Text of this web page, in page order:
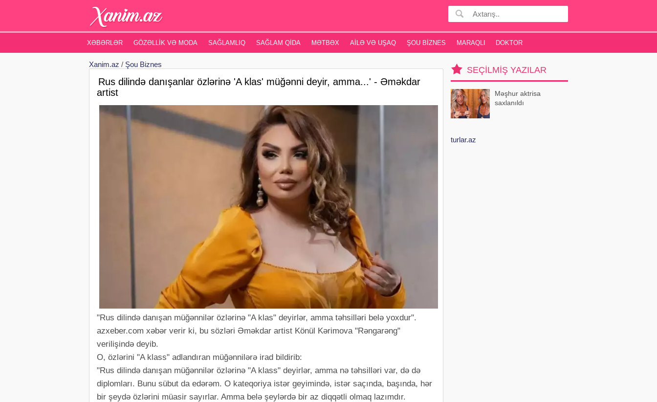
XƏBƏRLƏR GÖZƏLLIK VƏ MODA SAĞLAMLIQ SAĞLAM QIDA MƏTBƏX AILƏ VƏ UŞAQ ŞOU BIZNES MARAQLI DOKTOR
Xanim.az / Şou Biznes
Rus dilində danışanlar özlərinə 'A klas' müğənni deyir, amma...' - Əməkdar
artist
"Rus dilində danışan müğənnilər özlərinə "A klas" deyirlər, amma təhsilləri belə yoxdur".
azxeber.com xəbər verir ki, bu sözləri Əməkdar artist Könül Kərimova "Rəngarəng"
verilişində deyib.
O, özlərini "A klass" adlandıran müğənnilərə irad bildirib:
"Rus dilində danışan müğənnilər özlərinə "A klass" deyirlər, amma nə təhsilləri var, də də
diplomları. Bunu sübut da edərəm. O kateqoriya istər geyimində, istər saçında, başında, hər
bir şeydə özlərini müasir sayırlar. Amma belə şeylərdə bir az diqqətli olmaq lazımdır.
SEÇILMIŞ YAZILAR
Məşhur aktrisa
saxlanıldı
turlar.az